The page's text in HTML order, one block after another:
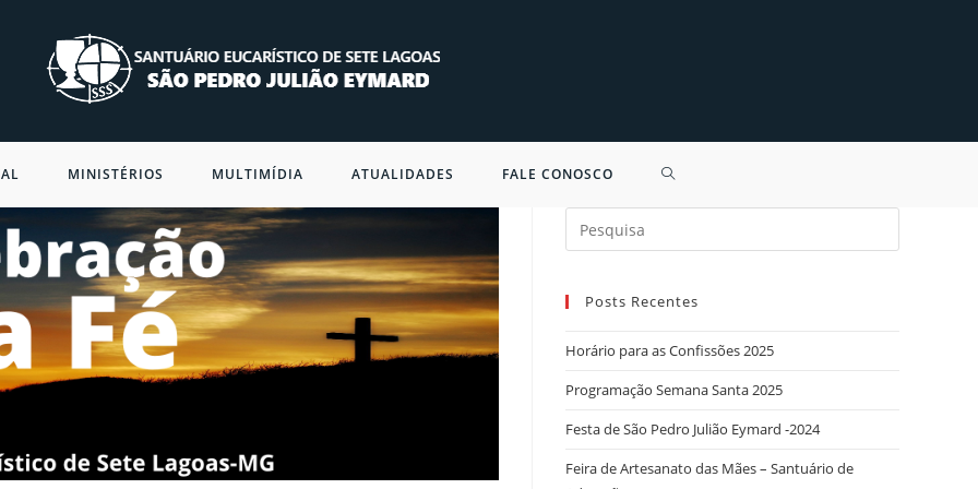
MINISTÉRIOS MULTIMÍDIA ATUALIDADES FALE CONOSCO
Search
for:
Posts Recentes
Horário para as Confissões 2025
Programação Semana Santa 2025
Festa de São Pedro Julião Eymard -2024
Feira de Artesanato das Mães – Santuário de